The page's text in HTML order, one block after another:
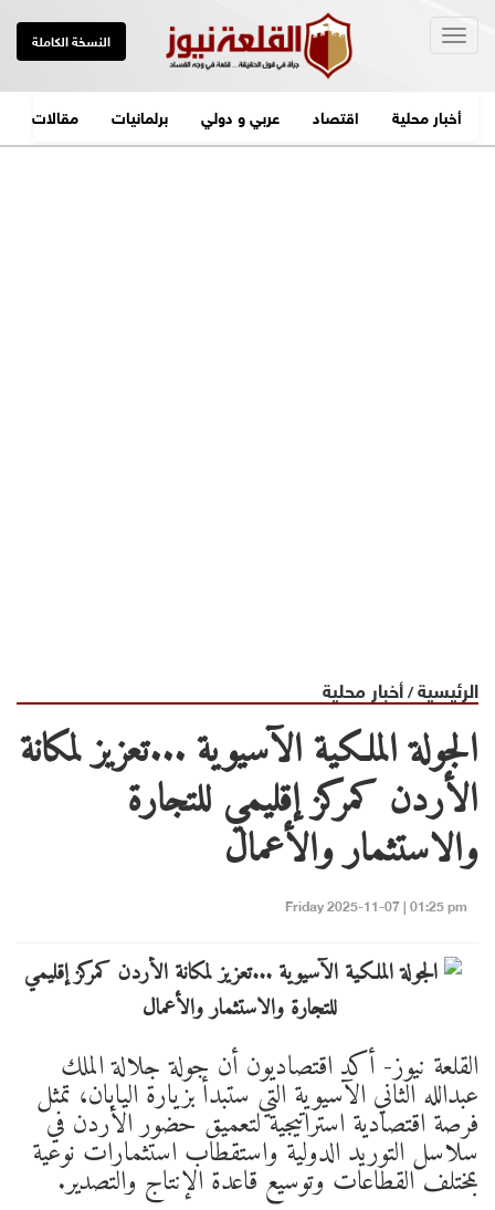
النسخة الكاملة
أخبار محلية اقتصاد عربي و دولي برلمانيات مقالات
الرئيسية/أخبار محلية
الجولة الملكية الآسيوية ...تعزيز لمكانة
الأردن كمركز إقليمي للتجارة
والاستثمار والأعمال
Friday 2025-11-07 | 01:25 pm
القلعة نيوز- أكد اقتصاديون أن جولة جلالة الملك
عبدالله الثاني الآسيوية التي ستبدأ بزيارة اليابان، تمثل
فرصة اقتصادية استراتيجية لتعميق حضور الأردن في
سلاسل التوريد الدولية واستقطاب استثمارات نوعية
بمختلف القطاعات وتوسيع قاعدة الإنتاج والتصدير.